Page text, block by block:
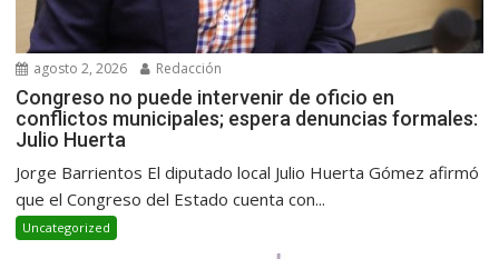
agosto 2, 2026 Redacción
Congreso no puede intervenir de oficio en
conflictos municipales; espera denuncias formales:
Julio Huerta
Jorge Barrientos El diputado local Julio Huerta Gómez afirmó
que el Congreso del Estado cuenta con...
Uncategorized